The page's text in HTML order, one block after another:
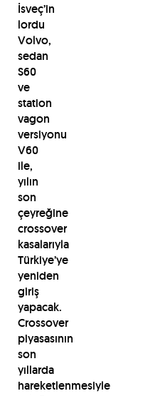
İsveç’in
lordu
Volvo,
sedan
S60
ve
station
vagon
versiyonu
V60
ile,
yılın
son
çeyreğine
crossover
kasalarıyla
Türkiye’ye
yeniden
giriş
yapacak.
Crossover
piyasasının
son
yıllarda
hareketlenmesiyle